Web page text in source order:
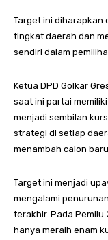
Target ini diharapkan
tingkat daerah dan
sendiri dalam
Ketua DPD Golkar
saat ini partai
menjadi sembilan
strategi di setiap
menambah calon
Target ini menjadi
mengalami
terakhir. Pada
hanya meraih enam